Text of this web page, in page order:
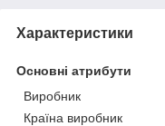
Характеристики
Основні атрибути
Виробник
Країна виробник